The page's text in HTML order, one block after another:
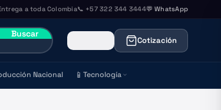
a toda Colombia📞 +57 322 344 3444💬 WhatsApp
Buscar
Cotización
Nacional 📱 Tecnología